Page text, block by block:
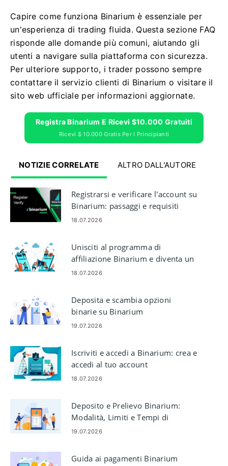
Capire come funziona Binarium è essenziale per
un'esperienza di trading fluida. Questa sezione FAQ
risponde alle domande più comuni, aiutando gli
utenti a navigare sulla piattaforma con sicurezza.
Per ulteriore supporto, i trader possono sempre
contattare il servizio clienti di Binarium o visitare il
sito web ufficiale per informazioni aggiornate.
Registra Binarium E Ricevi $10.000 Gratuiti
Ricevi $ 10.000 Gratis Per I Principianti
NOTIZIE CORRELATE ALTRO DALL'AUTORE
Registrarsi e verificare l'account su
Binarium: passaggi e requisiti
18.07.2026
Unisciti al programma di
affiliazione Binarium e diventa un
partner
18.07.2026
Deposita e scambia opzioni
binarie su Binarium
19.07.2026
Iscriviti e accedi a Binarium: crea e
accedi al tuo account
18.07.2026
Deposito e Prelievo Binarium:
Modalità, Limiti e Tempi di
Elaborazione
19.07.2026
Guida ai pagamenti Binarium